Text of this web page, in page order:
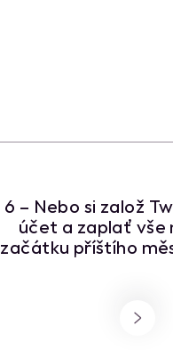
6 – Nebo si založ
účet a zaplať vše
začátku příštího